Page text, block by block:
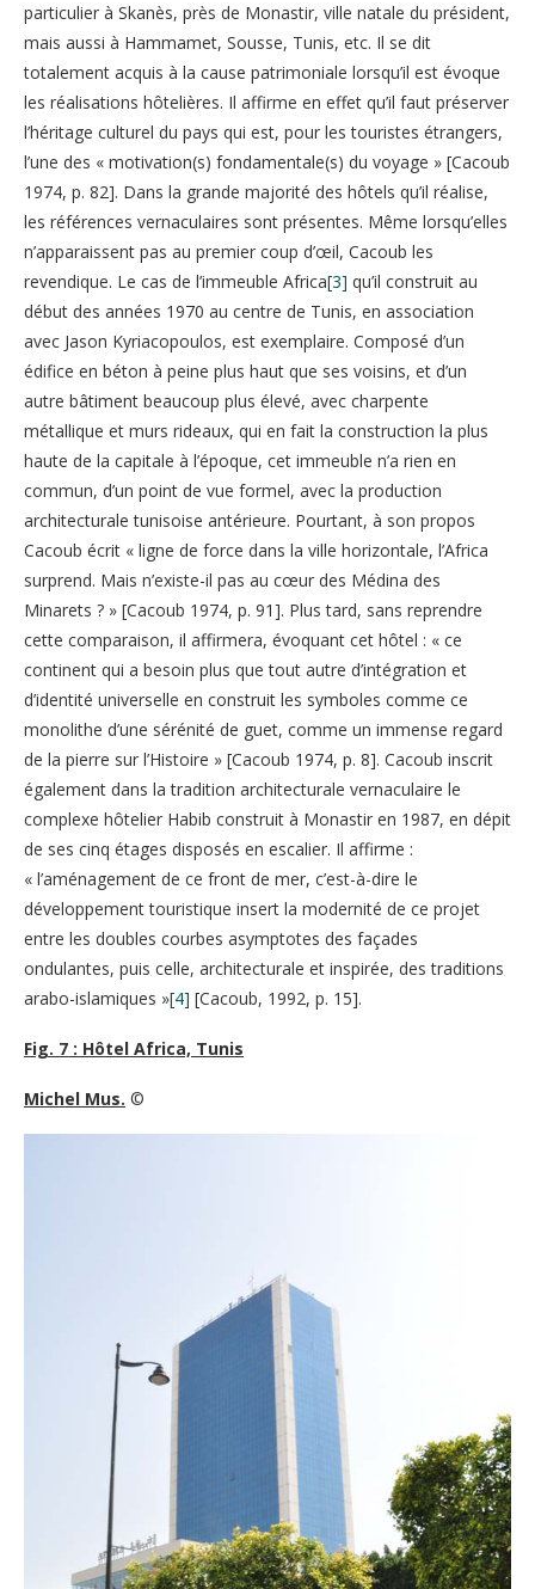
particulier à Skanès, près de Monastir, ville natale du président,
mais aussi à Hammamet, Sousse, Tunis, etc. Il se dit
totalement acquis à la cause patrimoniale lorsqu’il est évoque
les réalisations hôtelières. Il affirme en effet qu’il faut préserver
l’héritage culturel du pays qui est, pour les touristes étrangers,
l’une des « motivation(s) fondamentale(s) du voyage » [Cacoub
1974, p. 82]. Dans la grande majorité des hôtels qu’il réalise,
les références vernaculaires sont présentes. Même lorsqu’elles
n’apparaissent pas au premier coup d’œil, Cacoub les
revendique. Le cas de l’immeuble Africa[3] qu’il construit au
début des années 1970 au centre de Tunis, en association
avec Jason Kyriacopoulos, est exemplaire. Composé d’un
édifice en béton à peine plus haut que ses voisins, et d’un
autre bâtiment beaucoup plus élevé, avec charpente
métallique et murs rideaux, qui en fait la construction la plus
haute de la capitale à l’époque, cet immeuble n’a rien en
commun, d’un point de vue formel, avec la production
architecturale tunisoise antérieure. Pourtant, à son propos
Cacoub écrit « ligne de force dans la ville horizontale, l’Africa
surprend. Mais n’existe-il pas au cœur des Médina des
Minarets ? » [Cacoub 1974, p. 91]. Plus tard, sans reprendre
cette comparaison, il affirmera, évoquant cet hôtel : « ce
continent qui a besoin plus que tout autre d’intégration et
d’identité universelle en construit les symboles comme ce
monolithe d’une sérénité de guet, comme un immense regard
de la pierre sur l’Histoire » [Cacoub 1974, p. 8]. Cacoub inscrit
également dans la tradition architecturale vernaculaire le
complexe hôtelier Habib construit à Monastir en 1987, en dépit
de ses cinq étages disposés en escalier. Il affirme :
« l’aménagement de ce front de mer, c’est-à-dire le
développement touristique insert la modernité de ce projet
entre les doubles courbes asymptotes des façades
ondulantes, puis celle, architecturale et inspirée, des traditions
arabo-islamiques »[4] [Cacoub, 1992, p. 15].
Fig. 7 : Hôtel Africa, Tunis
Michel Mus. ©